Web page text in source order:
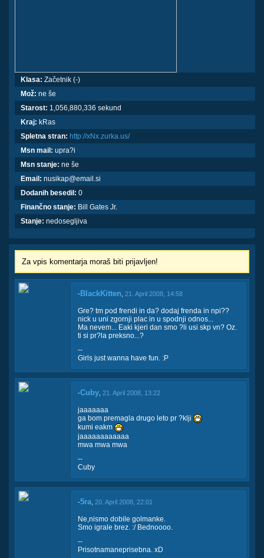
Klasa: Začetnik (-)
Mož: ne še
Starost: 1,056,880,336 sekund
Kraj: kRas
Spletna stran: http://xNx.zurka.us/
Msn mail: upra?i
Msn stanje: ne še
Email: nusikap@email.si
Dodanih besedil: 0
Finančno stanje: Bill Gates Jr.
Stanje: nedosegljiva
Za vpis komentarja moraš biti prijavljen!
- BlackKitten 21. April 2008, 14:58
Gre? tm pod frendi in da? dodaj frenda in npi??
nick u uni zgornji plac in u spodnji odnos...
Ma nevem... Eaki kjeri dan smo ?li usi skp vn? Oz.
ti si pr?la preksno...?
--
Girls just wanna have fun. :P
-Cuby 21. April 2008, 13:22
jaaaaaaa
ga bom premagla drugo leto pr ?klji
kumi eakm
jaaaaaaaaaaaa
mwa mwa mwa
--
Cuby
-5ra 20. April 2008, 22:01
Ne,nismo dobile golmanke.
Smo igrale brez. :/ Bednoooo.
--
Prisotnamaneprisebna. xD